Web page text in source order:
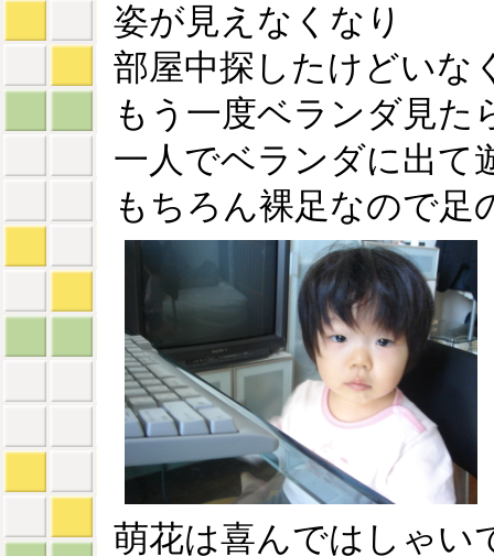
姿が見えなくなり
部屋中探したけどいな
もう一度ベランダ見た
一人でベランダに出て
もちろん裸足なので足
萌花は喜んではしゃい